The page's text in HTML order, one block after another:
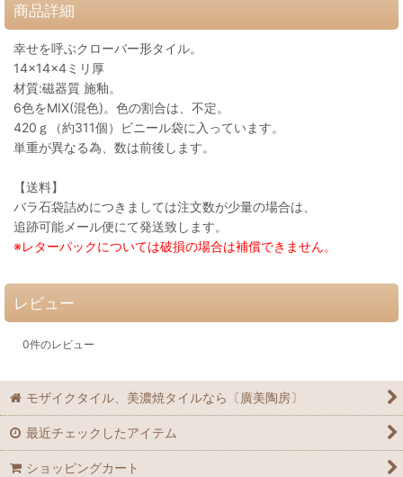
商品詳細
幸せを呼ぶクローバー形タイル。
14×14×4ミリ厚
材質:磁器質 施釉。
6色をMIX(混色)。色の割合は、不定。
420ｇ（約311個）ビニール袋に入っています。
単重が異なる為、数は前後します。
【送料】
バラ石袋詰めにつきましては注文数が少量の場合は、
追跡可能メール便にて発送致します。
※レターパックについては破損の場合は補償できません。
レビュー
0件のレビュー
モザイクタイル、美濃焼タイルなら〔廣美陶房〕
最近チェックしたアイテム
ショッピングカート